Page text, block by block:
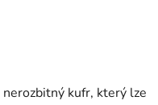
kufr, který lze